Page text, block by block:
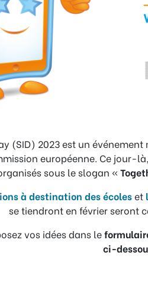
(SID) 2023 est un
européenne. Ce jour-
sous le slogan «
à destination des écoleset
se tiendront en février seront
vos idées dans le
ci-